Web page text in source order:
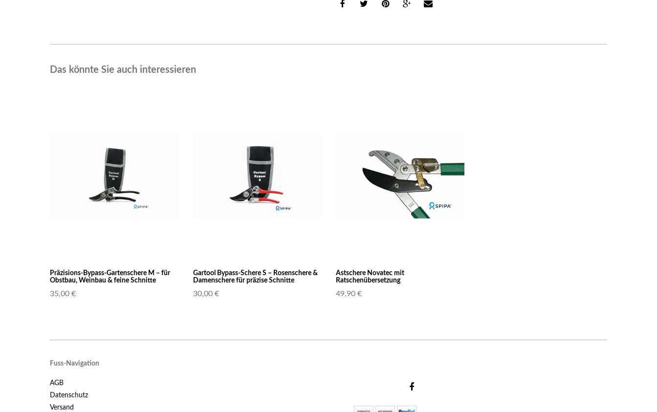
Das könnte Sie auch interessieren
Präzisions-Bypass-Gartenschere M – für
Obstbau, Weinbau & feine Schnitte
35,00 €
Gartool Bypass-Schere S – Rosenschere &
Damenschere für präzise Schnitte
30,00 €
Astschere Novatec mit
Ratschenübersetzung
49,90 €
Fuss-Navigation
AGB
Datenschutz
Versand